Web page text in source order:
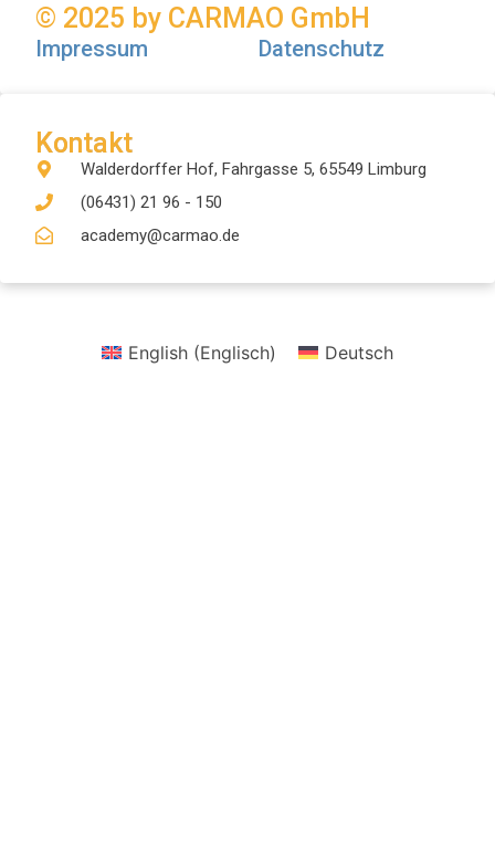
© 2025 by CARMAO GmbH
Impressum Datenschutz
Kontakt
Walderdorffer Hof, Fahrgasse 5, 65549 Limburg
(06431) 21 96 - 150
academy@carmao.de
English (Englisch) Deutsch